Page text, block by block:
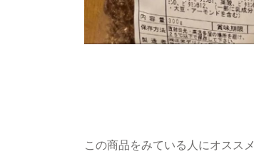
この商品をみている人にオススメ